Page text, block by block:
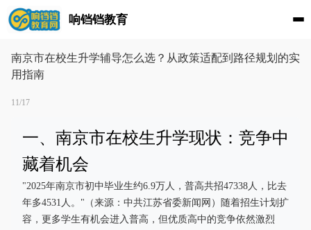
响铛铛教育
南京市在校生升学辅导怎么选？从政策适配到路径规划的实
用指南
11/17
一、南京市在校生升学现状：竞争中
藏着机会
"2025年南京市初中毕业生约6.9万人，普高共招47338人，比去
年多4531人。"（来源：中共江苏省委新闻网）随着招生计划扩
容，更多学生有机会进入普高，但优质高中的竞争依然激烈